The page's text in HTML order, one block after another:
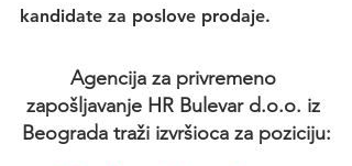
kandidate za poslove prodaje.
Agencija za privremeno
zapošljavanje HR Bulevar d.o.o. iz
Beograda traži izvršioca za poziciju: